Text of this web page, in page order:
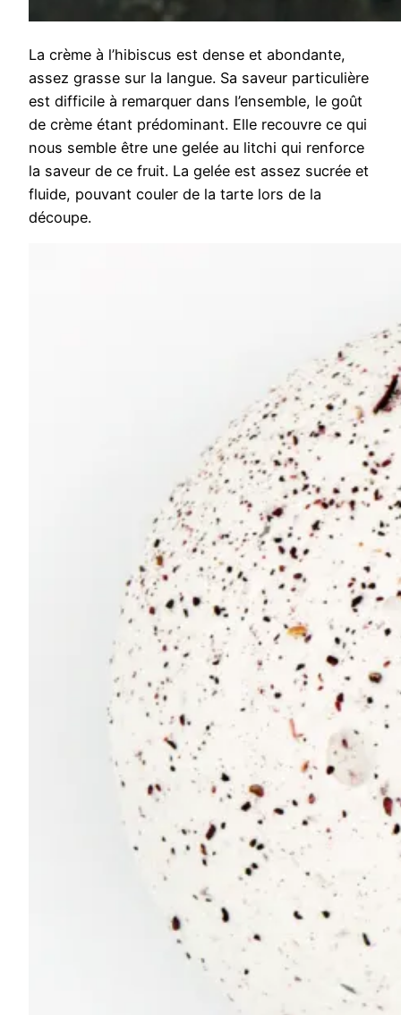
La crème à l’hibiscus est dense et abondante,
assez grasse sur la langue. Sa saveur particulière
est difficile à remarquer dans l’ensemble, le goût
de crème étant prédominant. Elle recouvre ce qui
nous semble être une gelée au litchi qui renforce
la saveur de ce fruit. La gelée est assez sucrée et
fluide, pouvant couler de la tarte lors de la
découpe.